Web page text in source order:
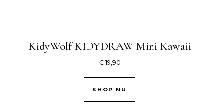
KidyWolf KIDYDRAW Mini Kawaii
€19,90
SHOP NU